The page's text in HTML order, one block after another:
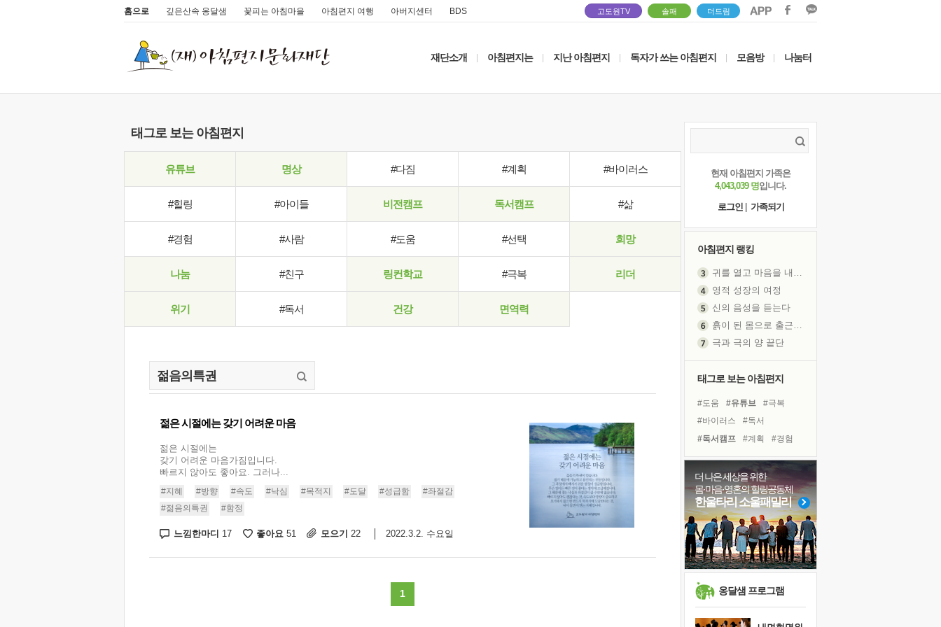
홈으로 깊은산속 옹달샘 꽃피는 아침마을 아침편지 여행 아버지센터 BDS 고도원TV 솔패 더드림
재단소개 아침편지는 지난 아침편지 독자가 쓰는 아침편지 모음방 나눔터
태그로 보는 아침편지
유튜브 명상 #다짐 #계획 #바이러스
#힐링 #아이들 비전캠프 독서캠프 #삶
#경험 #사람 #도움 #선택 희망
나눔 #친구 링컨학교 #극복 리더
위기 #독서 건강 면역력
젊은 시절에는 갖기 어려운 마음
젊은 시절에는
갖기 어려운 마음가짐입니다.
빠르지 않아도 좋아요. 그러나...
#지혜 #방향 #속도 #낙심 #목적지 #도달 #성급함
#좌절감
#젊음의특권
#함정
느낌한마디 17 좋아요 51 모으기 22 2022.3.2. 수요일
1
현재 아침편지 가족은
4,043,039 명입니다.
로그인
가족되기
아침편지 랭킹
귀를 열고 마음을 내어주고
영적 성장의 여정
신의 음성을 듣는다
흙이 된 몸으로 출근하는 여자
극과 극의 양 끝단
아픈 아버지를 위한 공간 설계
슬럼프
보고 싶은 어머니
유년 시절의 부산 영도 바다
못된 꼰대들
너무 황홀한 꽃들이여!
희망이란
'모른다'는 것
태그로 보는 아침편지
#도움 #유튜브
#극복
#바이러스
#독서
#독서캠프
#계획
#경험
#삶
#친구 #리더
#희망
#명상
#사람
#아이들
#건강
#링컨학교
#위기
#다짐
#선택 #비전캠프
더 나은 세상을 위한
몸·마음·영혼의 힐링공동체
한울타리 소울패밀리
옹달샘 프로그램